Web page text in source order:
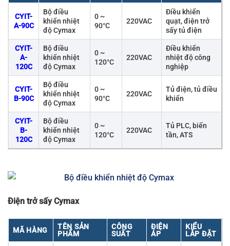
CYIT-
A-90C
Bộ điều
khiển nhiệt
độ Cymax
0 ~
90°C
220VAC
Điều khiển
quạt, điện trở
sấy tủ điện
CYIT-
A-
120C
Bộ điều
khiển nhiệt
độ Cymax
0 ~
120°C
220VAC
Điều khiển
nhiệt độ công
nghiệp
CYIT-
B-90C
Bộ điều
khiển nhiệt
độ Cymax
0 ~
90°C
220VAC
Tủ điện, tủ điều
khiển
CYIT-
B-
120C
Bộ điều
khiển nhiệt
độ Cymax
0 ~
120°C
220VAC
Tủ PLC, biến
tần, ATS
Điện trở sấy Cymax
MÃ HÀNG
TÊN SẢN
PHẨM
CÔNG
SUẤT
ĐIỆN
ÁP
KIỂU
LẮP ĐẶT